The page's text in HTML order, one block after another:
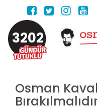
3202
Osman